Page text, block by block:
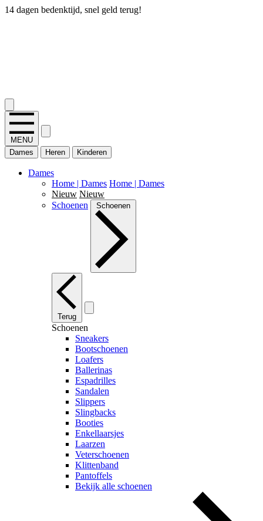
14 dagen bedenktijd, snel geld terug!
MENU
Dames
Heren Kinderen
Dames
Home | Dames Home | Dames
Nieuw Nieuw
Schoenen
Schoenen
Terug
Schoenen
Sneakers
Bootschoenen
Loafers
Ballerinas
Espadrilles
Sandalen
Slippers
Slingbacks
Booties
Enkellaarsjes
Laarzen
Veterschoenen
Klittenband
Pantoffels
Bekijk alle schoenen